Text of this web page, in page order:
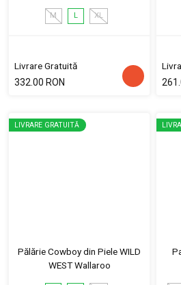
M L XL
Livrare Gratuită
332.00 RON
LIVRARE GRATUITĂ
Pălărie Cowboy din Piele WILD
WEST Wallaroo